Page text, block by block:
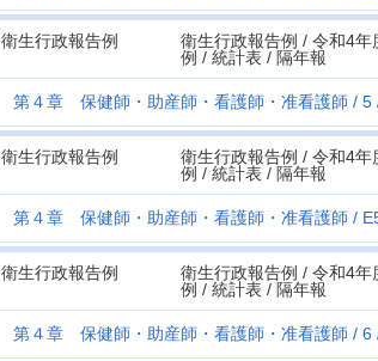
衛生行政報告例
衛生行政報告例 / 令和4年
例 / 統計表 / 隔年報
第４章 保健師・助産師・看護師・准看護師 5
衛生行政報告例
衛生行政報告例 / 令和4年
例 / 統計表 / 隔年報
第４章 保健師・助産師・看護師・准看護師
衛生行政報告例
衛生行政報告例 / 令和4年
例 / 統計表 / 隔年報
第４章 保健師・助産師・看護師・准看護師 6